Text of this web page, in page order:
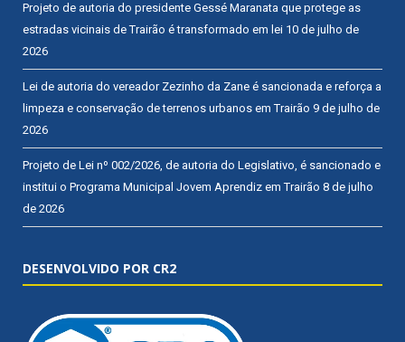
Projeto de autoria do presidente Gessé Maranata que protege as
estradas vicinais de Trairão é transformado em lei 10 de julho de
2026
Lei de autoria do vereador Zezinho da Zane é sancionada e reforça a
limpeza e conservação de terrenos urbanos em Trairão 9 de julho de
2026
Projeto de Lei nº 002/2026, de autoria do Legislativo, é sancionado e
institui o Programa Municipal Jovem Aprendiz em Trairão 8 de julho
de 2026
DESENVOLVIDO POR CR2